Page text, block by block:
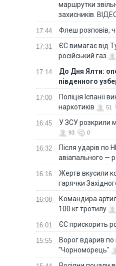
маршрутки
захисників.
17:44 Флеш розповів,
17:31
ЄС вимагає від
російський газ
17:14
До Дня Ялти:
південного
17:00
Поліція Іспанії
наркотиків
51
16:45 У ЗСУ розкрили
93 0
16:32
Після ударів по
авіапального —
16:16
Жертв вкусили
гарячки
16:08
Командира
100 кг тротилу
16:01 ЄС прискорить
15:55
Ворог вдарив
"Чорноморець"